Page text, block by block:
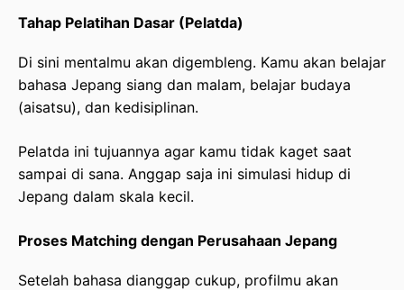
Tahap Pelatihan Dasar (Pelatda)
Di sini mentalmu akan digembleng. Kamu akan belajar
bahasa Jepang siang dan malam, belajar budaya
(aisatsu), dan kedisiplinan.
Pelatda ini tujuannya agar kamu tidak kaget saat
sampai di sana. Anggap saja ini simulasi hidup di
Jepang dalam skala kecil.
Proses Matching dengan Perusahaan Jepang
Setelah bahasa dianggap cukup, profilmu akan